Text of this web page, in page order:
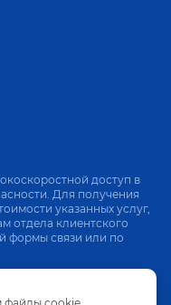
доступ в
Для получения
указанных услуг,
отдела клиентского
формы связи или по